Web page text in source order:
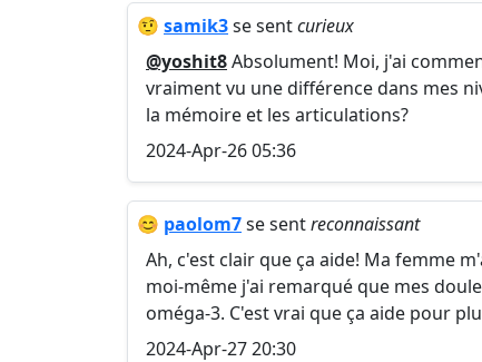
🤨 samik3se sentcurieux
@yoshit8Absolument! Moi, j'ai
vraiment vu une différence dans mes
la mémoire et les articulations?
2024-Apr-26 05:36
😊 paolom7se sentreconnaissant
Ah, c'est clair que ça aide! Ma femme
moi-même j'ai remarqué que mes
oméga-3. C'est vrai que ça aide pour
2024-Apr-27 20:30